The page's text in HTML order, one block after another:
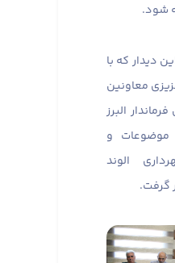
شود.
دیدار که با
معاونین
البرز
موضوعات و
الوند
گرفت.